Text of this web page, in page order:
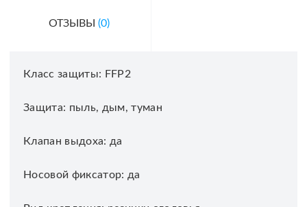
ОТЗЫВЫ (0)
Класс защиты: FFP2
Защита: пыль, дым, туман
Клапан выдоха: да
Носовой фиксатор: да